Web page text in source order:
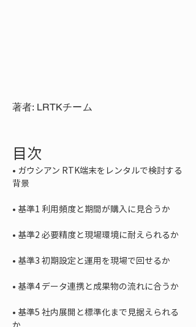
著者: LRTKチーム
目次
• ガウシアン RTK端末をレンタルで検討する
•
•
•
•
• 基準5 社内展開と標準化まで見据えられる